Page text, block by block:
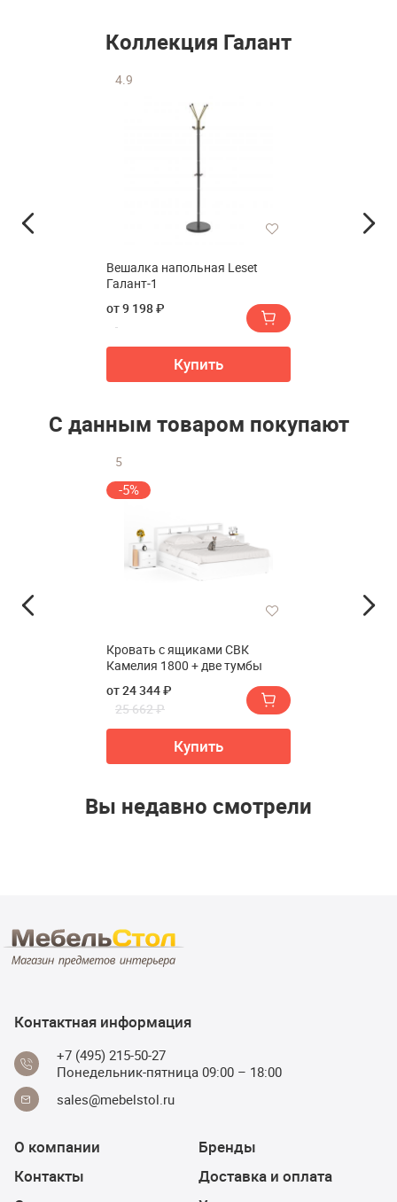
Коллекция Галант
4.9
Вешалка напольная Leset
Галант-1
от 9 198 ₽
Купить
С данным товаром покупают
5
-5%
Кровать с ящиками СВК
Камелия 1800 + две тумбы
от 24 344 ₽
25 662 ₽
Купить
Вы недавно смотрели
Контактная информация
+7 (495) 215-50-27
Понедельник-пятница 09:00 – 18:00
sales@mebelstol.ru
О компании
Контакты
Бренды
Доставка и оплата